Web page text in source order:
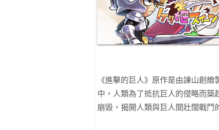
《進擊的巨人》原作是由諫山創
中，人類為了抵抗巨人的侵略而
崩毀，揭開人類與巨人間壯闊戰鬥